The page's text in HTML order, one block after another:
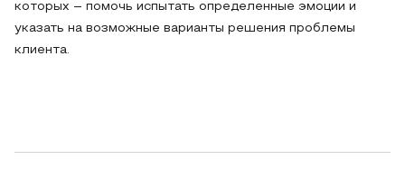
которых – помочь испытать определенные эмоции и
указать на возможные варианты решения проблемы
клиента.